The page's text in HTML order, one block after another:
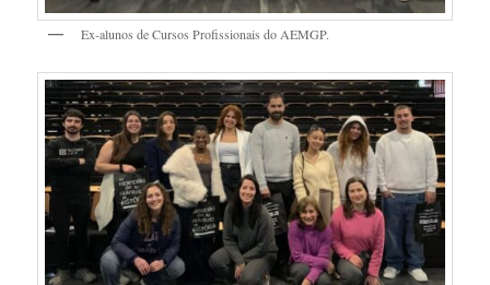
Ex-alunos de Cursos Profissionais do AEMGP.